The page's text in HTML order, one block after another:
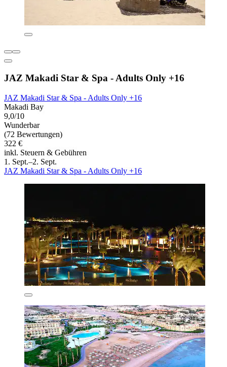
JAZ Makadi Star & Spa - Adults Only +16
JAZ Makadi Star & Spa - Adults Only +16
Makadi Bay
9,0/10
Wunderbar
(72 Bewertungen)
322 €
inkl. Steuern & Gebühren
1. Sept.–2. Sept.
JAZ Makadi Star & Spa - Adults Only +16